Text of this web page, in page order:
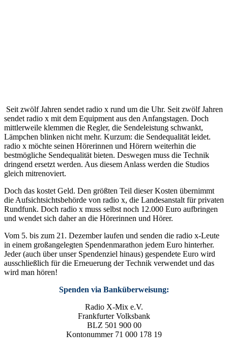
Seit zwölf Jahren sendet radio x rund um die Uhr. Seit zwölf Jahren
sendet radio x mit dem Equipment aus den Anfangstagen. Doch
mittlerweile klemmen die Regler, die Sendeleistung schwankt,
Lämpchen blinken nicht mehr. Kurzum: die Sendequalität leidet.
radio x möchte seinen Hörerinnen und Hörern weiterhin die
bestmögliche Sendequalität bieten. Deswegen muss die Technik
dringend ersetzt werden. Aus diesem Anlass werden die Studios
gleich mitrenoviert.
Doch das kostet Geld. Den größten Teil dieser Kosten übernimmt
die Aufsichtsichtsbehörde von radio x, die Landesanstalt für privaten
Rundfunk. Doch radio x muss selbst noch 12.000 Euro aufbringen
und wendet sich daher an die Hörerinnen und Hörer.
Vom 5. bis zum 21. Dezember laufen und senden die radio x-Leute
in einem großangelegten Spendenmarathon jedem Euro hinterher.
Jeder (auch über unser Spendenziel hinaus) gespendete Euro wird
ausschließlich für die Erneuerung der Technik verwendet und das
wird man hören!
Spenden via Banküberweisung:
Radio X-Mix e.V.
Frankfurter Volksbank
BLZ 501 900 00
Kontonummer 71 000 178 19